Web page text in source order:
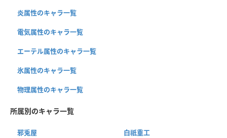
炎属性のキャラ一覧
電気属性のキャラ一覧
エーテル属性のキャラ一覧
氷属性のキャラ一覧
物理属性のキャラ一覧
所属別のキャラ一覧
邪兎屋 白祇重工